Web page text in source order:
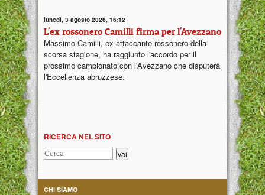
lunedì, 3 agosto 2026, 16:12
L'ex rossonero Camilli firma per l'Avezzano
Massimo Camilli, ex attaccante rossonero della
scorsa stagione, ha raggiunto l'accordo per il
prossimo campionato con l'Avezzano che disputerà
l'Eccellenza abruzzese.
RICERCA NEL SITO
CHI SIAMO